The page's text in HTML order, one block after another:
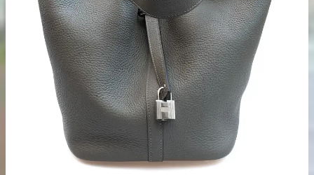
出張買取の
お申込み
宅配買取の
お申込み
LINE査定